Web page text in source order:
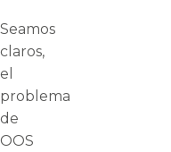
Seamos
claros,
el
problema
de
OOS